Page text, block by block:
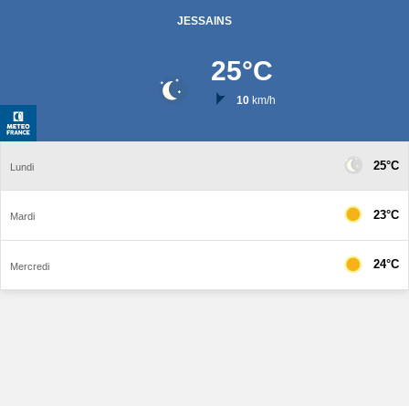
JESSAINS
25°C
10km/h
Lundi 25°C
Mardi 23°C
Mercredi 24°C